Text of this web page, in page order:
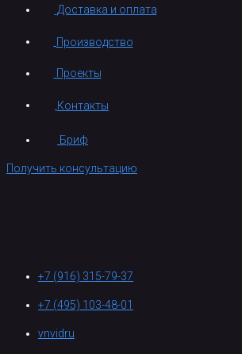
Доставка и оплата
Производство
Проекты
Контакты
Бриф
Получить консультацию
+7 (916) 315-79-37
+7 (495) 103-48-01
vnvidru